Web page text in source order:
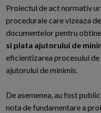
Proiectul de act normativ
procedurale care vizeaza
documentelor pentru
si plata ajutorului de
eficientizarea procesului
ajutorului de minimis.
De asemenea, au fost
nota de fundamentare a